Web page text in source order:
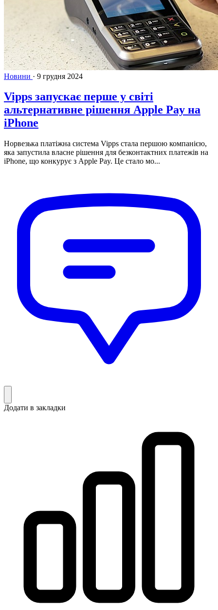
Новини · 9 грудня 2024
Vipps запускає перше у світі
альтернативне рішення Apple Pay на
iPhone
Норвезька платіжна система Vipps стала першою компанією,
яка запустила власне рішення для безконтактних платежів на
iPhone, що конкурує з Apple Pay. Це стало мо...
Додати в закладки